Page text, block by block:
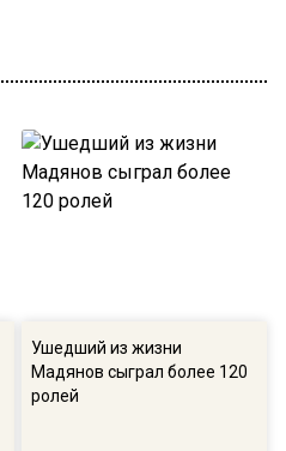
Ушедший из жизни
Мадянов сыграл более 120
ролей